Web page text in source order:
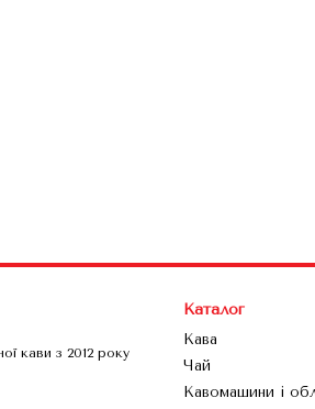
кави з 2012 року
Каталог
Кава
Чай
Кавомашини і